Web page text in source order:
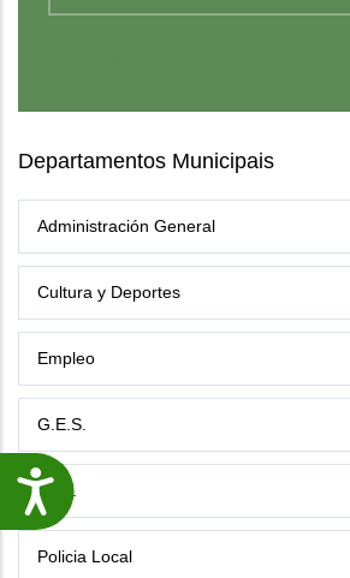
Accesibilidade
Departamentos Municipais
Administración General
Cultura y Deportes
Empleo
G.E.S.
P.I.C.
Policia Local